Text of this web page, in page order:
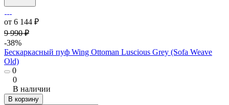
от 6 144 ₽
9 990 ₽
-38%
Бескаркасный пуф Wing Ottoman Luscious Grey (Sofa Weave
Old)
0
0
В наличии
В корзину